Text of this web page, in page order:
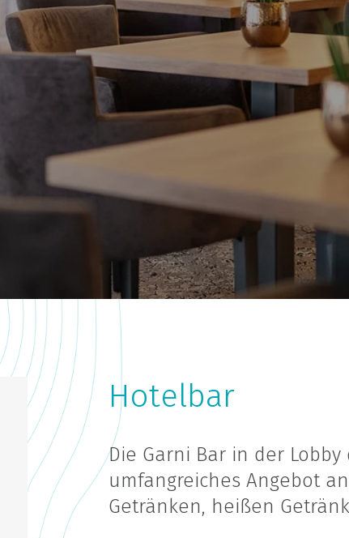
Hotelbar
Die Garni Bar in der
umfangreiches Angebot
Getränken, heißen